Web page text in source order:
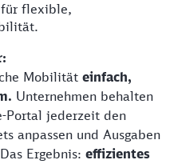
flexible,
Mobilität einfach,
Unternehmen behalten
Portal jederzeit den
anpassen und Ausgaben
Ergebnis: effizientes